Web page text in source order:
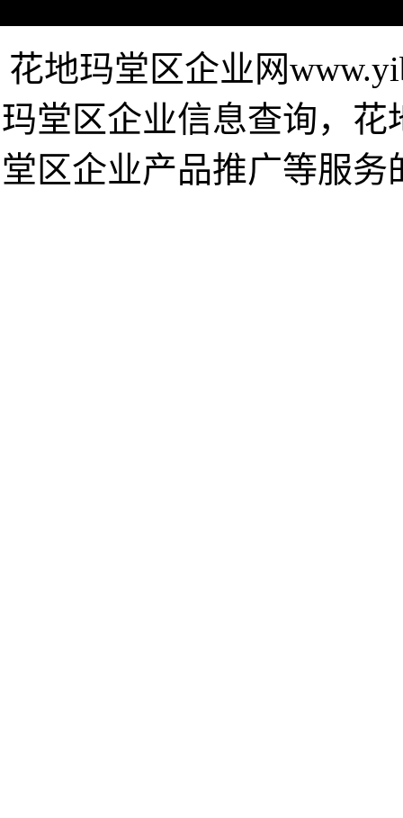
花地玛堂区企业网
玛堂区企业信息查询，
堂区企业产品推广等服